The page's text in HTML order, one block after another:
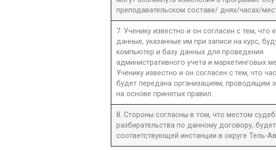
преподавательском составе/ днях/часах/
7. Ученику известно и он согласен с тем, что
данные, указанные им при записи на курс,
компьютер и базу данных для проведения
административного учета и маркетинговых
Ученику известно и он согласен с тем, что
будет передана организациям, проводящим
на основе принятых правил.
8. Стороны согласны в том, что местом
разбирательства по данному договору,
соответствующей инстанции в округе Тель-